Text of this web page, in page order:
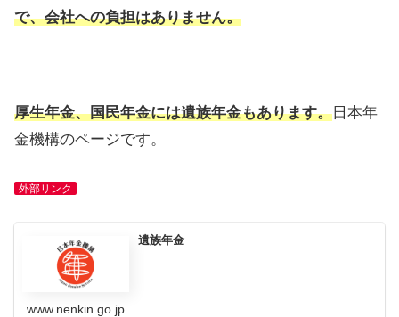
で、会社への負担はありません。
厚生年金、国民年金には遺族年金もあります。 日本年
金機構のページです。
外部リンク
遺族年金
www.nenkin.go.jp